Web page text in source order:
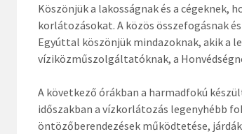
Köszönjük a lakosságnak és a
korlátozásokat. A közös összefogásnak
Egyúttal köszönjük mindazoknak, akik a
víziközműszolgáltatóknak, a
A következő órákban a harmadfokú
időszakban a vízkorlátozás legenyhébb
öntözőberendezések működtetése,